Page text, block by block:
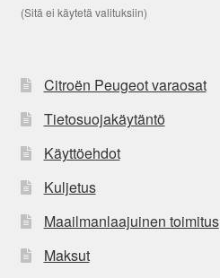
(Sitä ei käytetä valituksiin)
Citroën Peugeot varaosat
Tietosuojakäytäntö
Käyttöehdot
Kuljetus
Maailmanlaajuinen toimitus
Maksut